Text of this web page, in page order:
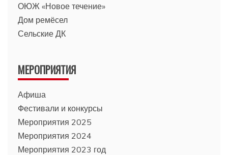
ОЮЖ «Новое течение»
Дом ремёсел
Сельские ДК
МЕРОПРИЯТИЯ
Афиша
Фестивали и конкурсы
Мероприятия 2025
Мероприятия 2024
Мероприятия 2023 год